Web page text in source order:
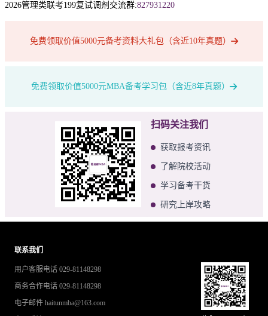
2026管理类联考199复试调剂交流群:827931220
免费领取价值5000元备考资料大礼包（含近10年真题）
免费领取价值5000元MBA备考学习包（含近8年真题）
扫码关注我们
获取报考资讯
了解院校活动
学习备考干货
研究上岸攻略
联系我们
用户客服电话 029-81148298
商务合作电话 029-81148298
电子邮件 haitunmba@163.com